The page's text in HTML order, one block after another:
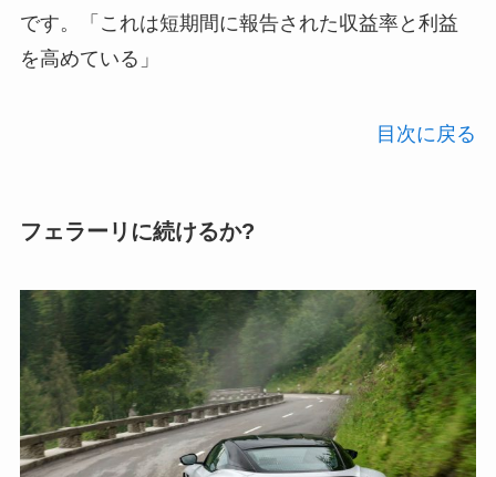
です。「これは短期間に報告された収益率と利益
を高めている」
目次に戻る
フェラーリに続けるか?